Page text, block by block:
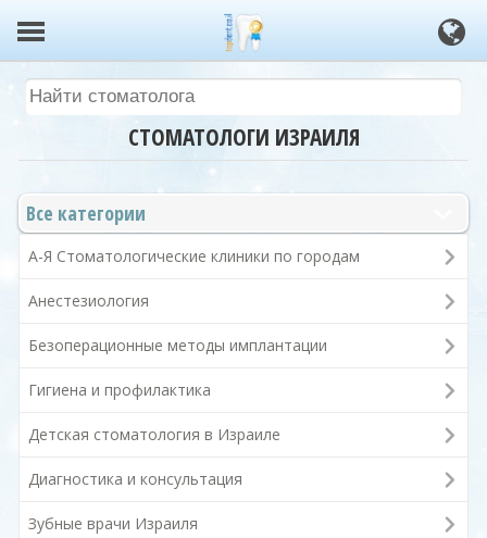
СТОМАТОЛОГИ ИЗРАИЛЯ
Все категории
А-Я Стоматологические клиники по городам
Анестезиология
Безоперационные методы имплантации
Гигиена и профилактика
Детская стоматология в Израиле
Диагностика и консультация
Зубные врачи Израиля